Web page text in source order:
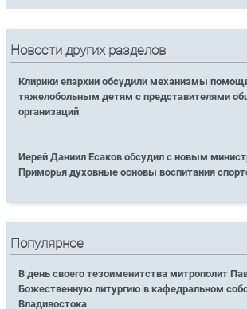
Новости других разделов
Клирики епархии обсудили механизмы
тяжелобольным детям с представителями
организаций
Иерей Даниил Есаков обсудил с новым
Приморья духовные основы воспитания
Популярное
В день своего тезоименитства митрополит
Божественную литургию в кафедральном
Владивостока